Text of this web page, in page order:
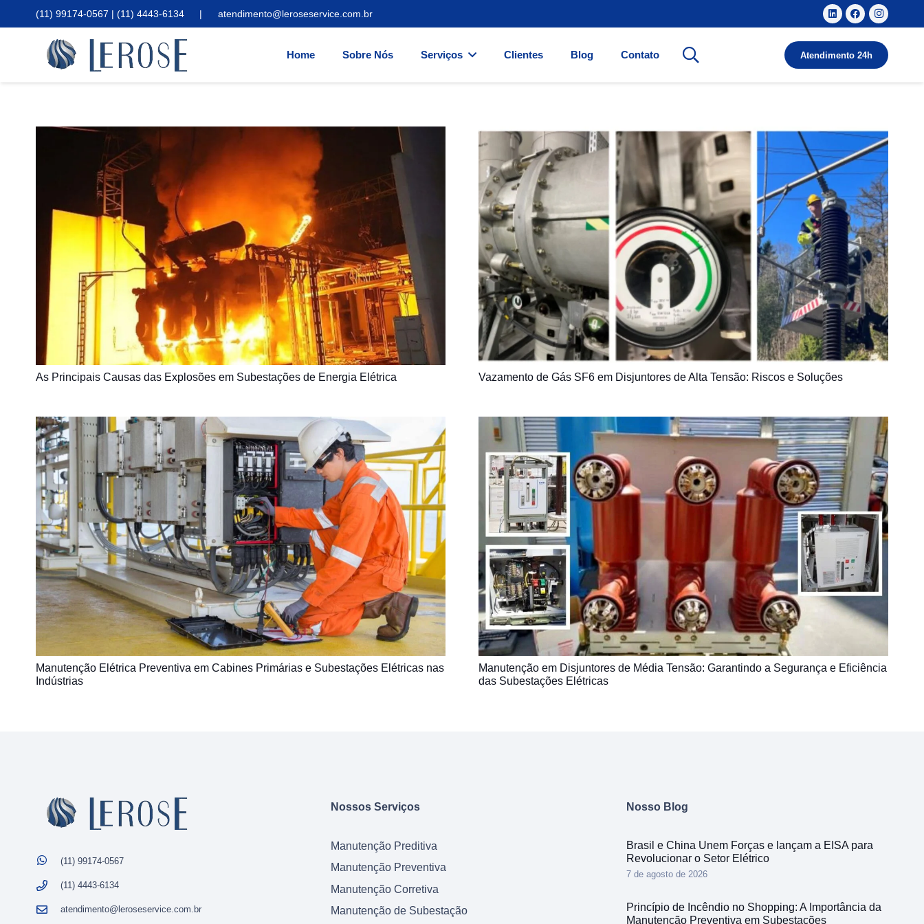
(11) 99174-0567 | (11) 4443-6134 | atendimento@leroseservice.com.br
Home Sobre Nós Serviços Clientes Blog Contato Atendimento 24h
As Principais Causas das Explosões em Subestações de Energia Elétrica Vazamento de Gás SF6 em Disjuntores de Alta Tensão: Riscos e Soluções
Manutenção Elétrica Preventiva em Cabines Primárias e Subestações Elétricas nas
Indústrias
Manutenção em Disjuntores de Média Tensão: Garantindo a Segurança e Eficiência
das Subestações Elétricas
(11) 99174-0567
(11) 4443-6134
atendimento@leroseservice.com.br
Nossos Serviços
Manutenção Preditiva
Manutenção Preventiva
Manutenção Corretiva
Manutenção de Subestação
Nosso Blog
Brasil e China Unem Forças e lançam a EISA para
Revolucionar o Setor Elétrico
7 de agosto de 2026
Princípio de Incêndio no Shopping: A Importância da
Manutenção Preventiva em Subestações